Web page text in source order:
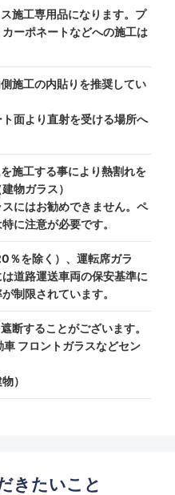
施工専用品になります。プ
ーポネートなどへの施工は
施工の内貼りを推奨してい
ト面より直射を受ける場所へ
施工する事により熱割れを
物ガラス）
にはお勧めできません。ペ
に注意が必要です。
％を除く）、運転席ガラ
道路運送車両の保安基準に
制限されています。
断することがございます。
フロントガラスなどセン
）
きたいこと